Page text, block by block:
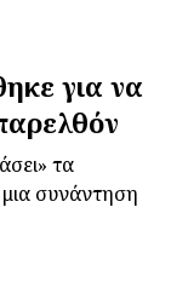
για να
τα
συνάντηση